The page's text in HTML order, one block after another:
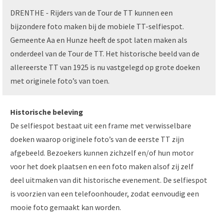
DRENTHE - Rijders van de Tour de TT kunnen een
bijzondere foto maken bij de mobiele TT-selfiespot.
Gemeente Aa en Hunze heeft de spot laten maken als
onderdeel van de Tour de TT. Het historische beeld van de
allereerste TT van 1925 is nu vastgelegd op grote doeken
met originele foto’s van toen.
Historische beleving
De selfiespot bestaat uit een frame met verwisselbare
doeken waarop originele foto’s van de eerste TT zijn
afgebeeld. Bezoekers kunnen zichzelf en/of hun motor
voor het doek plaatsen en een foto maken alsof zij zelf
deel uitmaken van dit historische evenement. De selfiespot
is voorzien van een telefoonhouder, zodat eenvoudig een
mooie foto gemaakt kan worden.